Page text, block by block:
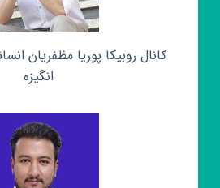
کانال روبیکا پوریا مظفریان
انگیزه